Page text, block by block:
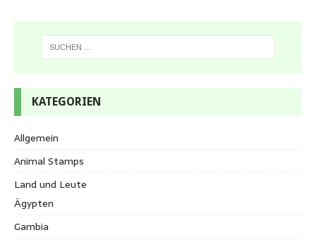
KATEGORIEN
Allgemein
Animal Stamps
Land und Leute
Ägypten
Gambia